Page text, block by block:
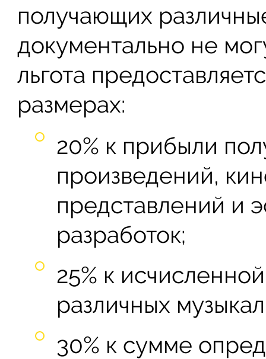
получающих
документально не
льгота
размерах:
20% к прибыли
произведений,
представлений и
разработок;
25% к
различных
30% к сумме